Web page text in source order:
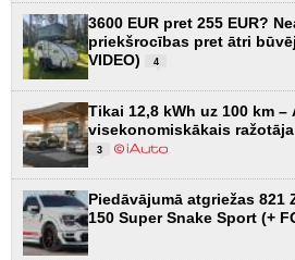
3600 EUR pret 255 EUR?
priekšrocības pret ātri
VIDEO)
4
Tikai 12,8 kWh uz 100 km
visekonomiskākais
3
Piedāvājumā atgriežas 821
150 Super Snake Sport (+